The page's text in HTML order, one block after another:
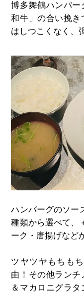
博多舞鶴ハンバー
和牛」の合い挽
はしつこくなく、
ハンバーグのソー
種類から選べて、
ーク・唐揚げなど
ツヤツヤもちも
由！その他ラン
＆マカロニグラ